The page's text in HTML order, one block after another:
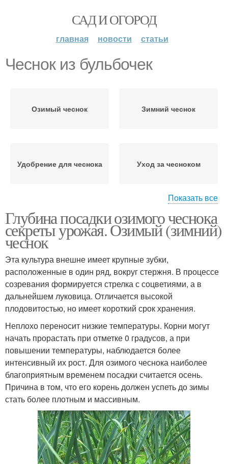
САД И ОГОРОД
главная новости статьи
Чеснок из бульбочек
Озимый чеснок Зимний чеснок
Удобрение для чеснока Уход за чесноком
Чесночные бульбочки
грунте
Чеснок из семян Чеснок из стрелок
Показать все
Глубина посадки озимого чеснока
секреты урожая. Озимый (зимний)
чеснок
Эта культура внешне имеет крупные зубки,
расположенные в один ряд, вокруг стержня. В процессе
созревания формируется стрелка с соцветиями, а в
дальнейшем луковица. Отличается высокой
плодовитостью, но имеет короткий срок хранения.
Неплохо переносит низкие температуры. Корни могут
начать прорастать при отметке 0 градусов, а при
повышении температуры, наблюдается более
интенсивный их рост. Для озимого чеснока наиболее
благоприятным временем посадки считается осень.
Причина в том, что его корень должен успеть до зимы
стать более плотным и массивным.